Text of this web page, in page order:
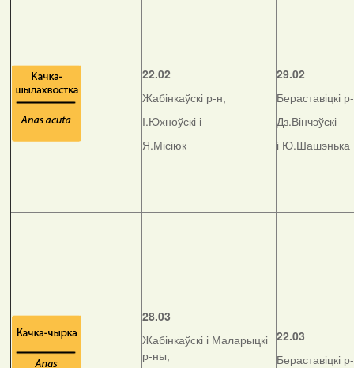
22.02
Жабінкаўскі р-н,
І.Юхноўскі і
Я.Місіюк
29.02
Бераставіцкі
Дз.Вінчэўскі
і Ю.Шашэнька
28.03
Жабінкаўскі і Маларыцкі
р-ны,
22.03
Бераставіцкі